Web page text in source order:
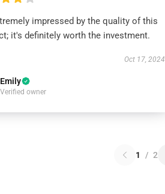
impressed by the quality of this
it's definitely worth the investment.
Oct 17, 2024
Emily
Verified owner
1 / 2